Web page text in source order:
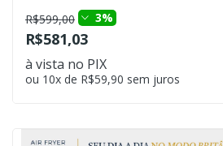
R$599,00 3%
R$581,03
à vista no PIX
ou 10x de R$59,90 sem juros